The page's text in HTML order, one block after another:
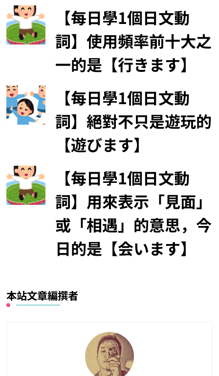
【每日學1個日文動
詞】使用頻率前十大之
一的是【行きます】
【每日學1個日文動
詞】絕對不只是遊玩的
【遊びます】
【每日學1個日文動
詞】用來表示「見面」
或「相遇」的意思，今
日的是【会います】
本站文章編撰者